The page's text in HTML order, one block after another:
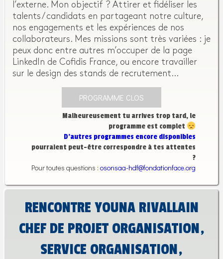
l’externe. Mon objectif ? Attirer et fidéliser les
talents / candidats en partageant notre culture,
nos engagements et les expériences de nos
collaborateurs. Mes missions sont très variées : je
peux donc entre autres m’occuper de la page
LinkedIn de Cofidis France, ou encore travailler
sur le design des stands de recrutement…
PROGRAMME CLOS
Malheureusement tu arrives trop tard, le
programme est complet
D’autres programmes encore disponibles
pourraient peut-être correspondre à tes attentes
?
Pour toutes questions : osonsaa-hdf@fondationface.org
RENCONTRE YOUNA RIVALLAIN
CHEF DE PROJET ORGANISATION,
SERVICE ORGANISATION,